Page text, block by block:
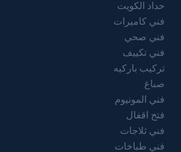
حداد الكويت
فني كاميرات
فني صحي
فني تكييف
تركيب باركيه
صباغ
فني المونيوم
فتح اقفال
فني ثلاجات
فني طباخات